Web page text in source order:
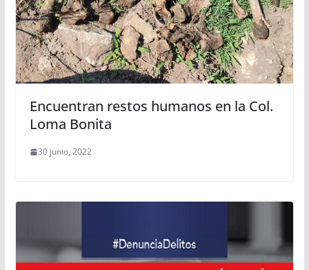
Encuentran restos humanos en la Col.
Loma Bonita
30 junio, 2022